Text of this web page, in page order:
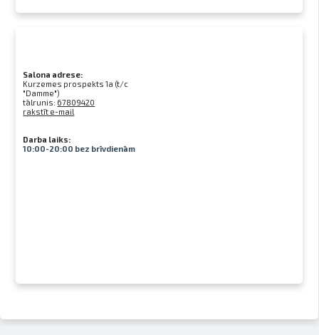
Salona adrese:
Kurzemes prospekts 1a (t/c
"Damme")
tālrunis: 67809420
rakstīt e-mail
Darba laiks:
10:00-20:00 bez brīvdienām